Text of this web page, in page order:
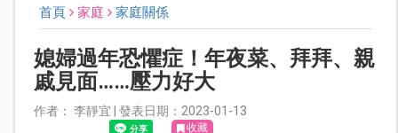
首頁 家庭 家庭關係
媳婦過年恐懼症！年夜菜、拜拜、親
戚見面……壓力好大
作者： 李靜宜 | 發表日期：2023-01-13
收藏